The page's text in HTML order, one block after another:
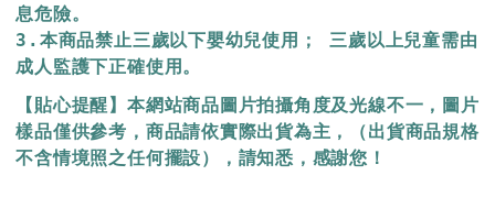
息危險。
3.本商品禁止三歲以下嬰幼兒使用； 三歲以上兒童需由
成人監護下正確使用。
【貼心提醒】本網站商品圖片拍攝角度及光線不一，圖片
樣品僅供參考，商品請依實際出貨為主，（出貨商品規格
不含情境照之任何擺設），請知悉，感謝您！